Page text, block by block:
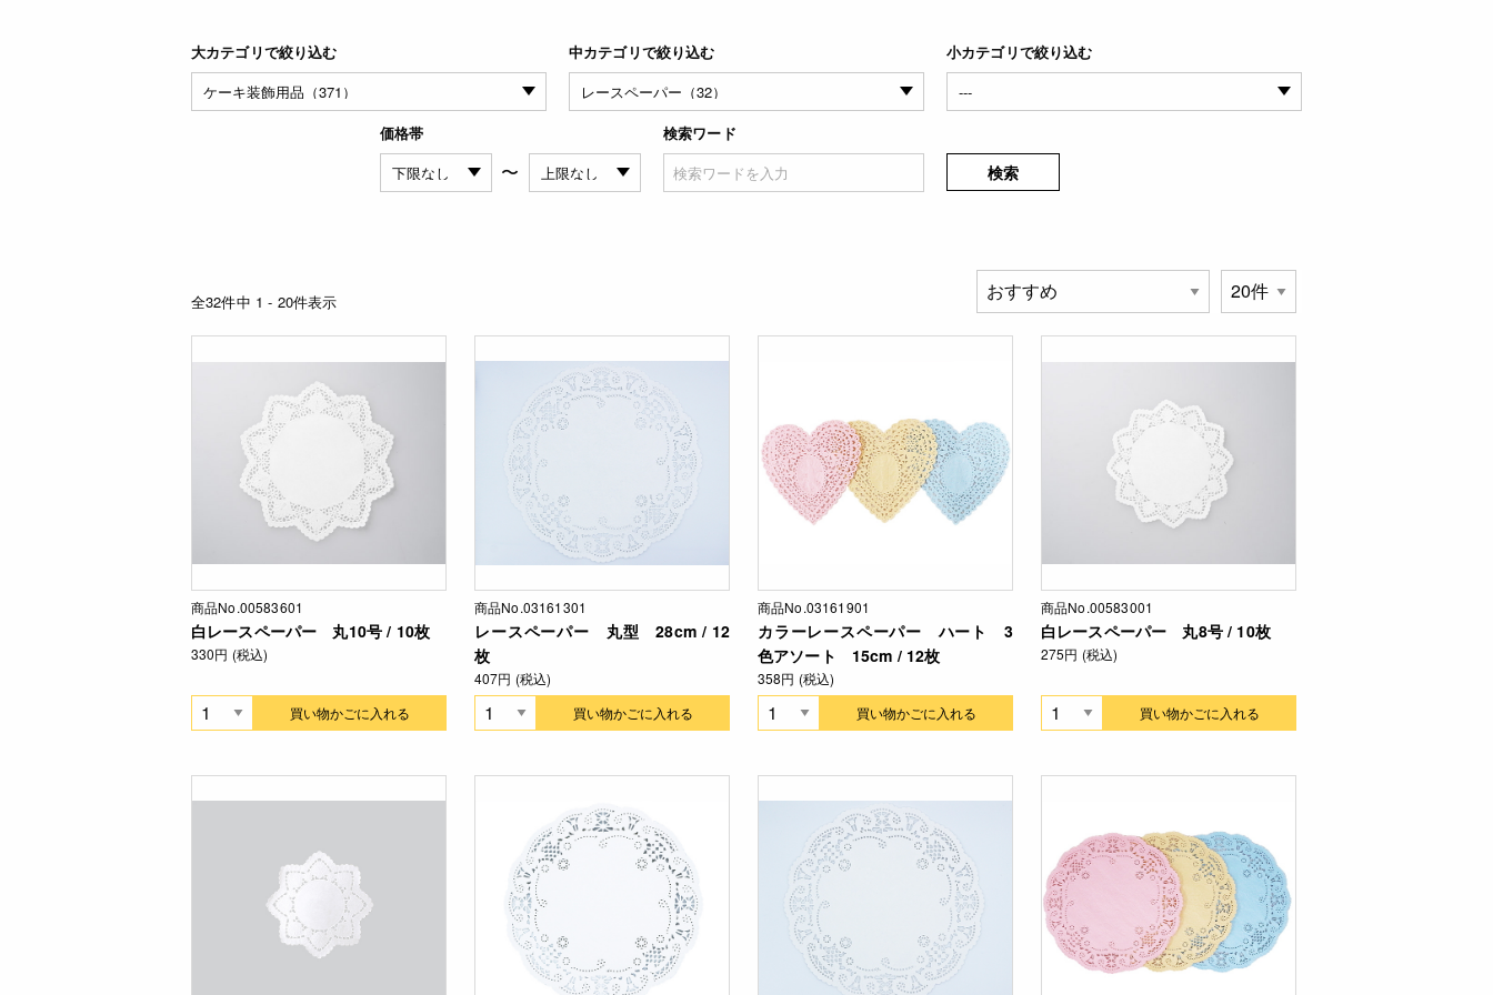
大カテゴリで絞り込む 中カテゴリで絞り込む 小カテゴリで絞り込む
価格帯
〜
検索ワード
検索
全32件中 1 - 20件表示
商品No.00583601
白レースペーパー 丸10号 / 10枚
330円 (税込)
買い物かごに入れる
商品No.03161301
レースペーパー 丸型 28cm / 12
枚
407円 (税込)
買い物かごに入れる
商品No.03161901
カラーレースペーパー ハート 3
色アソート 15cm / 12枚
358円 (税込)
買い物かごに入れる
商品No.00583001
白レースペーパー 丸8号 / 10枚
275円 (税込)
買い物かごに入れる